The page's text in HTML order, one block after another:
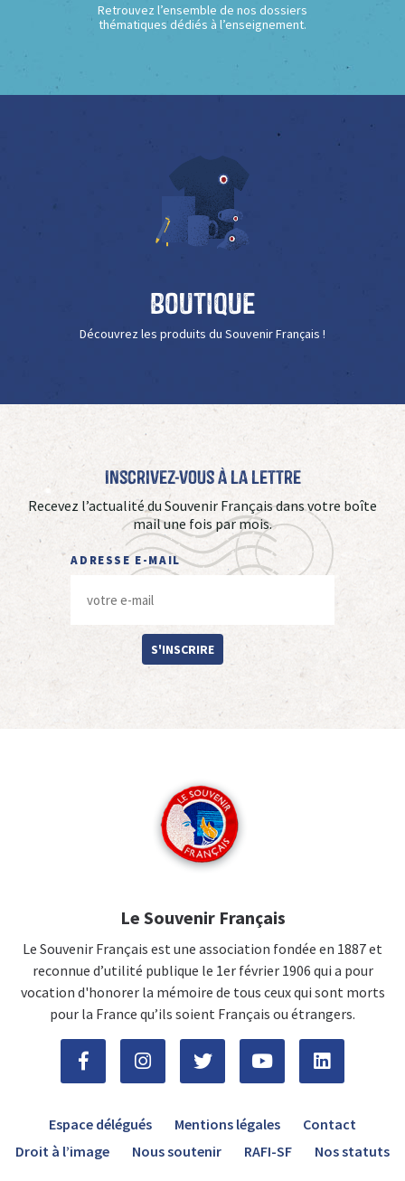
Retrouvez l’ensemble de nos dossiers
thématiques dédiés à l’enseignement.
Boutique
Découvrez les produits du Souvenir Français !
Inscrivez-vous à La Lettre
Recevez l’actualité du Souvenir Français dans votre boîte
mail une fois par mois.
ADRESSE E-MAIL
S'INSCRIRE
Le Souvenir Français
Le Souvenir Français est une association fondée en 1887 et
reconnue d’utilité publique le 1er février 1906 qui a pour
vocation d'honorer la mémoire de tous ceux qui sont morts
pour la France qu’ils soient Français ou étrangers.
Espace délégués Mentions légales
Contact
Droit à l’image
Nous soutenir RAFI-SF Nos statuts